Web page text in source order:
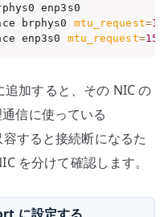
brphys0 mtu_request=
enp3s0 mtu_request=
加すると、その NIC の
信に使っている
すると接続断になるた
を分けて確認します。